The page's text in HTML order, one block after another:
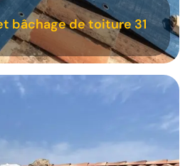
bâchage de toiture 31